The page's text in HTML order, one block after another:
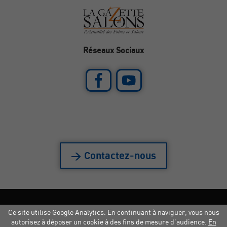
Ce site utilise Google Analytics. En continuant à naviguer, vous nous
autorisez à déposer un cookie à des fins de mesure d'audience. En
Réseaux Sociaux
> Contactez-nous
Mentions légales|Crédits|Copyright